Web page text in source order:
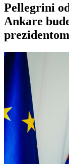
Pellegrini
Ankare
prezidentom